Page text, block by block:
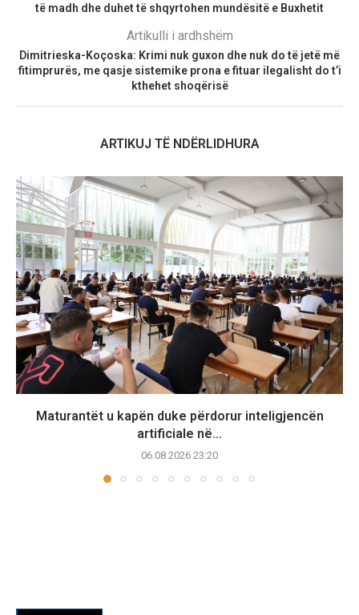
të madh dhe duhet të shqyrtohen mundësitë e Buxhetit
Artikulli i ardhshëm
Dimitrieska-Koçoska: Krimi nuk guxon dhe nuk do të jetë më
fitimprurës, me qasje sistemike prona e fituar ilegalisht do t’i
kthehet shoqërisë
ARTIKUJ TË NDËRLIDHURA
Maturantët u kapën duke përdorur inteligjencën
artificiale në...
06.08.2026 23:20